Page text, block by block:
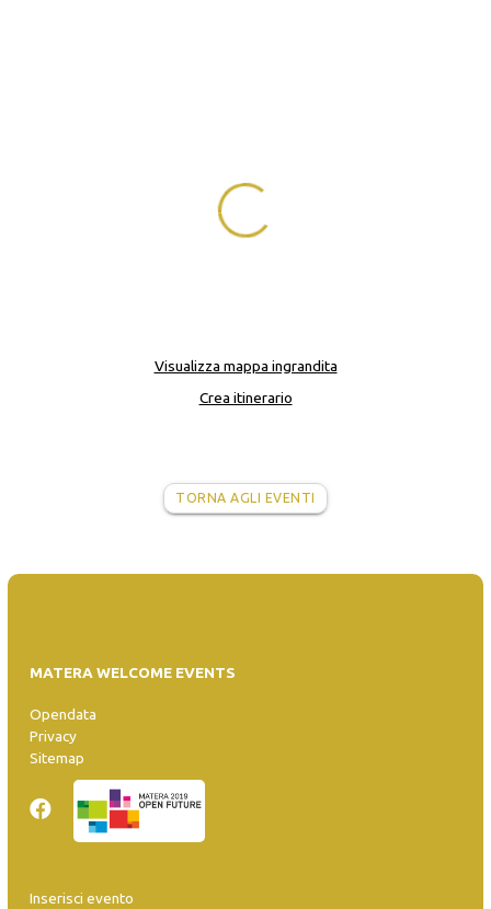
Visualizza mappa ingrandita
Crea itinerario
TORNA AGLI EVENTI
MATERA WELCOME EVENTS
Opendata
Privacy
Sitemap
Inserisci evento